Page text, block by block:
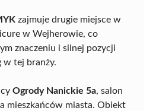
zajmuje drugie miejsce w
w Wejherowie, co
znaczeniu i silnej pozycji
w tej branży.
Ogrody Nanickie 5a, salon
mieszkańców miasta. Obiekt